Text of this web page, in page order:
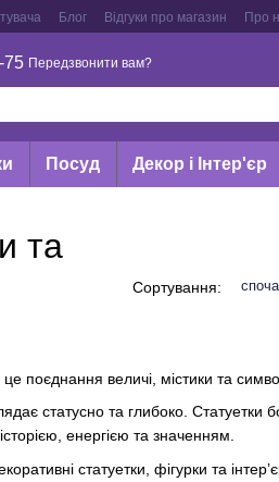
Блог Відгуки про магазин Про
75 Передзвонити вам?
Посуд Декор і Інтер'єр
та
Сортування:
це поєднання величі, містики та
статусно та глибоко. Статуетки
енергією та значенням.
статуетки, фігурки та